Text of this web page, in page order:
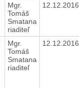
Mgr.
Tomáš
Smatana
riaditeľ
12.12.2016
Mgr.
Tomáš
Smatana
riaditeľ
12.12.2016